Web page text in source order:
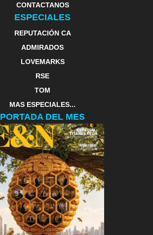
CONTACTANOS
ESPECIALES
REPUTACIÓN CA
ADMIRADOS
LOVEMARKS
RSE
TOM
MAS ESPECIALES...
PORTADA DEL MES